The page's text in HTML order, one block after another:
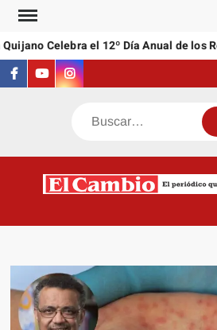
Saltar
contenidoCelebra el 12º Día Anual de los
Facebook
YoutubeInstagram
Buscar